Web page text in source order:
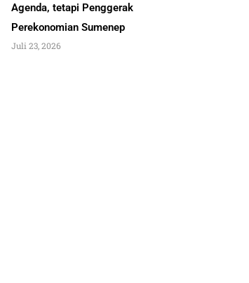
Agenda, tetapi Penggerak
Perekonomian Sumenep
Juli 23, 2026